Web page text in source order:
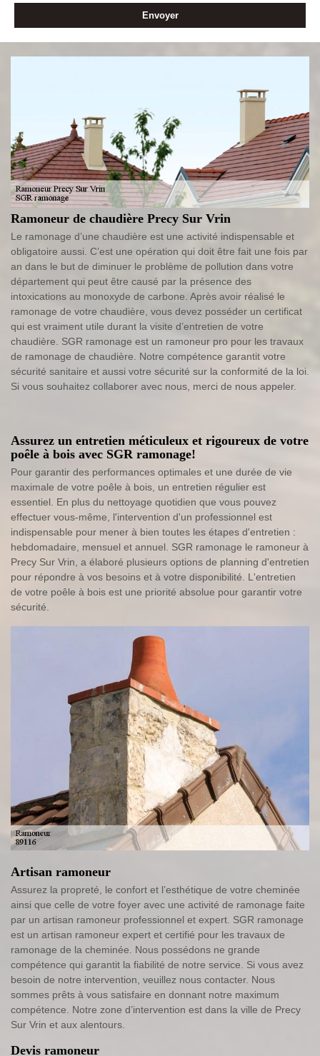
Ramoneur de chaudière Precy Sur Vrin
Le ramonage d’une chaudière est une activité indispensable et
obligatoire aussi. C’est une opération qui doit être fait une fois par
an dans le but de diminuer le problème de pollution dans votre
département qui peut être causé par la présence des
intoxications au monoxyde de carbone. Après avoir réalisé le
ramonage de votre chaudière, vous devez posséder un certificat
qui est vraiment utile durant la visite d’entretien de votre
chaudière. SGR ramonage est un ramoneur pro pour les travaux
de ramonage de chaudière. Notre compétence garantit votre
sécurité sanitaire et aussi votre sécurité sur la conformité de la loi.
Si vous souhaitez collaborer avec nous, merci de nous appeler.
Assurez un entretien méticuleux et rigoureux de votre
poêle à bois avec SGR ramonage!
Pour garantir des performances optimales et une durée de vie
maximale de votre poêle à bois, un entretien régulier est
essentiel. En plus du nettoyage quotidien que vous pouvez
effectuer vous-même, l'intervention d'un professionnel est
indispensable pour mener à bien toutes les étapes d'entretien :
hebdomadaire, mensuel et annuel. SGR ramonage le ramoneur à
Precy Sur Vrin, a élaboré plusieurs options de planning d'entretien
pour répondre à vos besoins et à votre disponibilité. L'entretien
de votre poêle à bois est une priorité absolue pour garantir votre
sécurité.
Artisan ramoneur
Assurez la propreté, le confort et l’esthétique de votre cheminée
ainsi que celle de votre foyer avec une activité de ramonage faite
par un artisan ramoneur professionnel et expert. SGR ramonage
est un artisan ramoneur expert et certifié pour les travaux de
ramonage de la cheminée. Nous possédons ne grande
compétence qui garantit la fiabilité de notre service. Si vous avez
besoin de notre intervention, veuillez nous contacter. Nous
sommes prêts à vous satisfaire en donnant notre maximum
compétence. Notre zone d’intervention est dans la ville de Precy
Sur Vrin et aux alentours.
Devis ramoneur